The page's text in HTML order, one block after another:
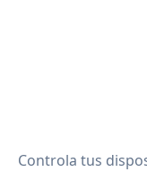
Controla tus